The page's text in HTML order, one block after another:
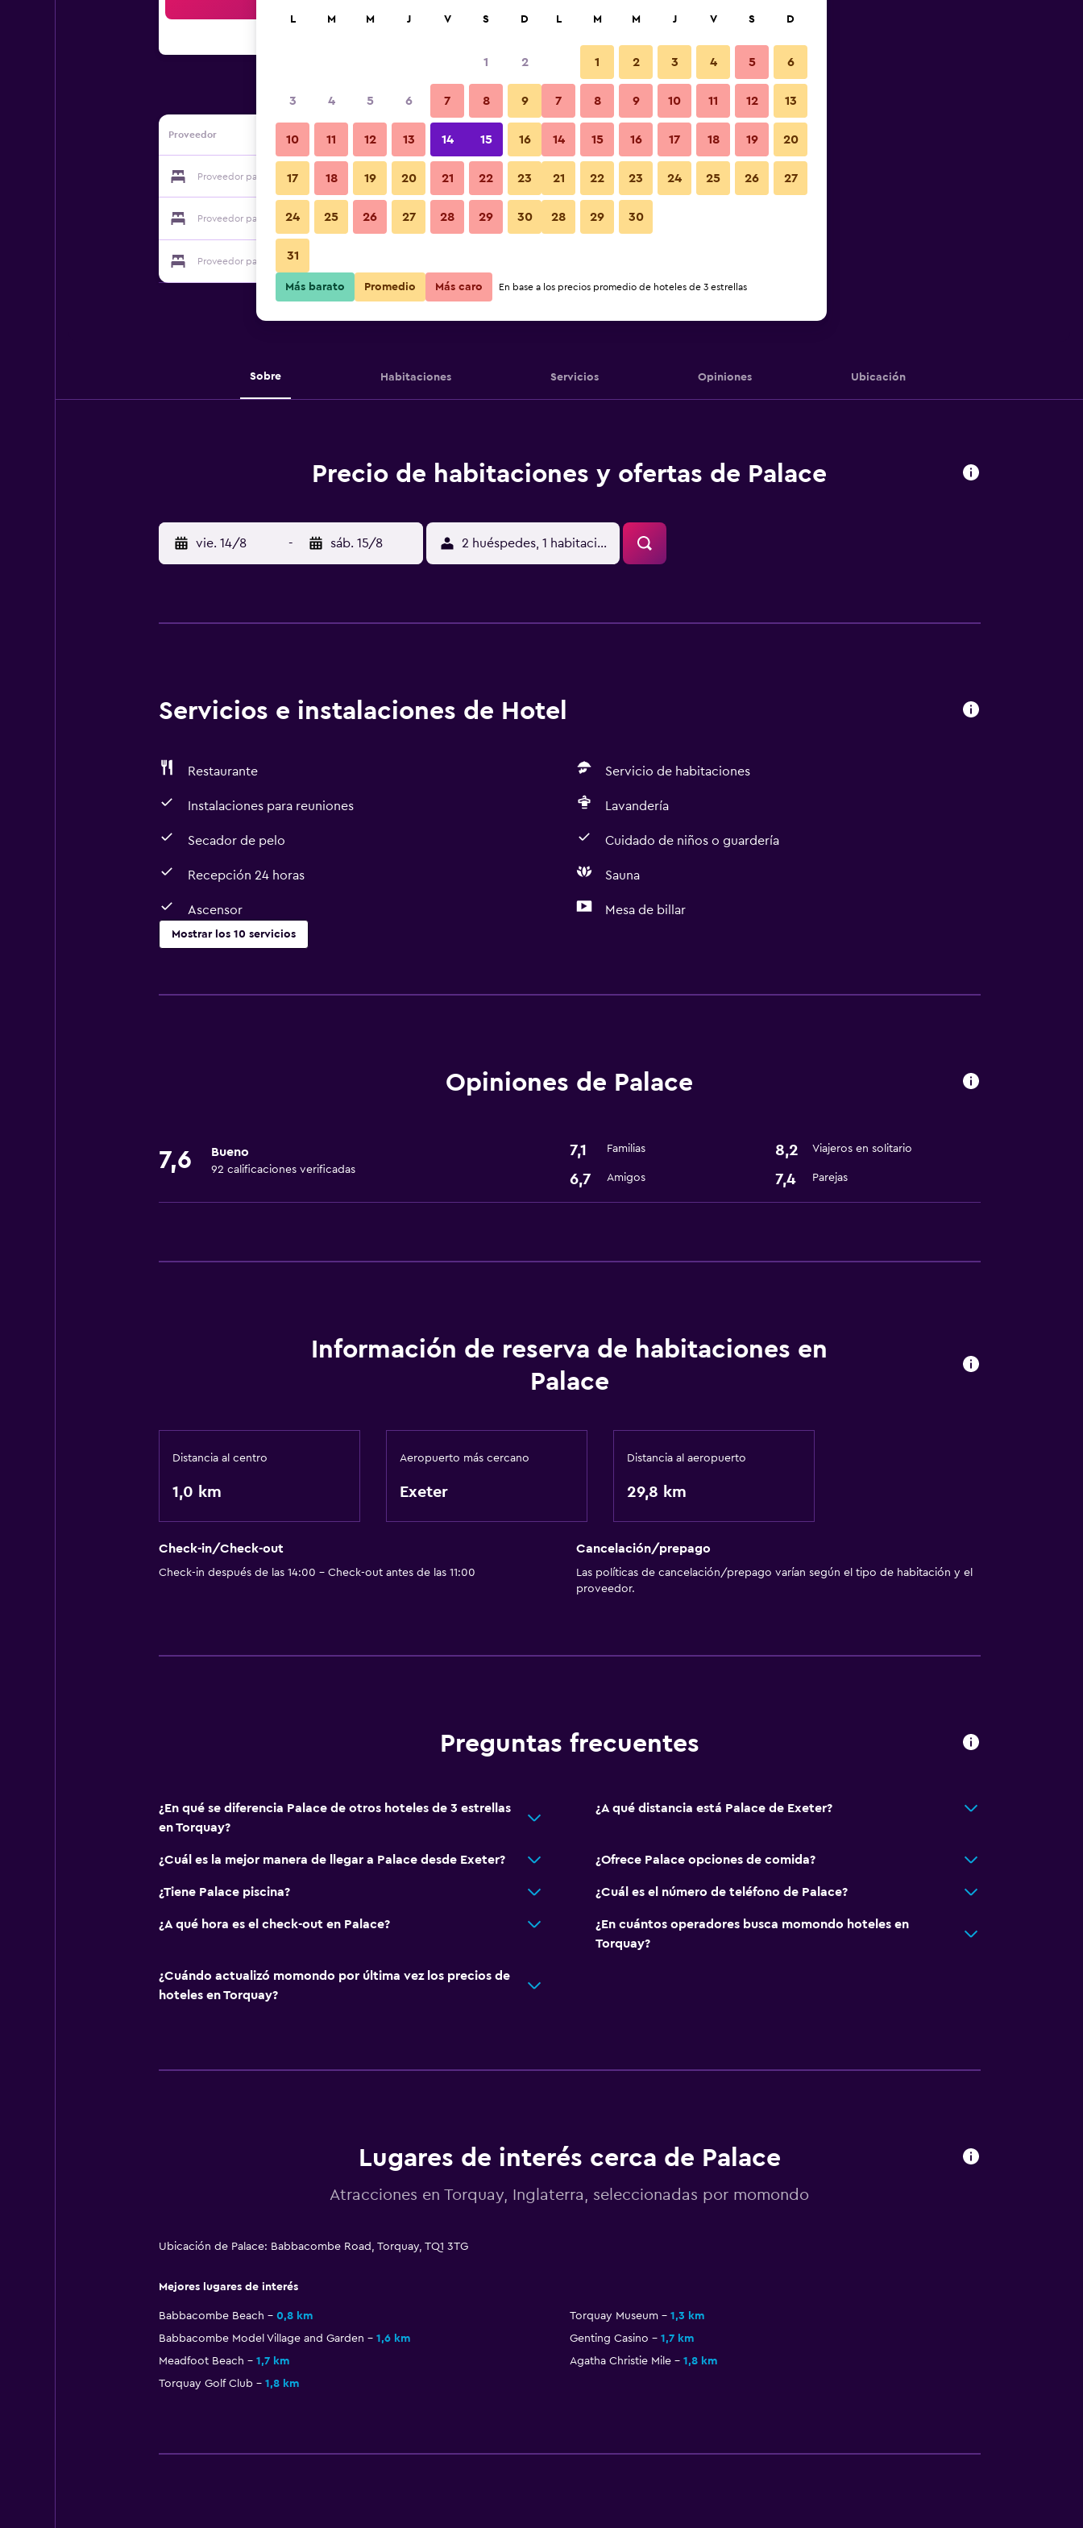
Proveedor
Proveedor para Palace Ver precios
Proveedor para Palace Ver precios
Proveedor para Palace
Sobre Habitaciones Servicios Opiniones Ubicación
Precio de habitaciones y ofertas de Palace
vie. 14/8 - sáb. 15/8 2 huéspedes, 1 habitación
Servicios e instalaciones de Hotel
Restaurante Servicio de habitaciones
Instalaciones para reuniones Lavandería
Secador de pelo Cuidado de niños o guardería
Recepción 24 horas Sauna
Ascensor Mesa de billar
Mostrar los 10 servicios
Servicio de habitaciones
Ascensor
Lavandería
Comedor
Mesa de billar
Cuidado de niños o guardería
Sauna
Opiniones de Palace
7,6 Bueno
92 calificaciones verificadas
7,1 Familias 8,2 Viajeros en solitario
6,7 Amigos 7,4 Parejas
Información de reserva de habitaciones en
Palace
Distancia al centro
1,0 km
Aeropuerto más cercano
Exeter
Distancia al aeropuerto
29,8 km
Check-in/Check-out
Check-in después de las 14:00 - Check-out antes de las 11:00
Cancelación/prepago
Las políticas de cancelación/prepago varían según el tipo de habitación y el
proveedor.
Preguntas frecuentes
¿En qué se diferencia Palace de otros hoteles de 3 estrellas
en Torquay?
¿A qué distancia está Palace de Exeter?
¿Cuál es la mejor manera de llegar a Palace desde Exeter? ¿Ofrece Palace opciones de comida?
¿Tiene Palace piscina? ¿Cuál es el número de teléfono de Palace?
¿A qué hora es el check-out en Palace?
¿En cuántos operadores busca momondo hoteles en
Torquay?
¿Cuándo actualizó momondo por última vez los precios de
hoteles en Torquay?
Lugares de interés cerca de Palace
Atracciones en Torquay, Inglaterra, seleccionadas por momondo
Ubicación de Palace: Babbacombe Road, Torquay, TQ1 3TG
Mejores lugares de interés
Babbacombe Beach 0,8 km Torquay Museum
1,3 km
Babbacombe Model Village and Garden
1,6 km Genting Casino
1,7 km
Meadfoot Beach
1,7 km Agatha Christie Mile
1,8 km
Torquay Golf Club
1,8 km
L M M J V S D
1 2
3 4 5 6 7 8 9
10 11 12 13 14 15 16
17 18 19 20 21 22 23
24 25 26 27 28 29 30
31
L M M J V S D
1 2 3 4 5 6
7 8 9 10 11 12 13
14 15 16 17 18 19 20
21 22 23 24 25 26 27
28 29 30
Más barato Promedio Más caro En base a los precios promedio de hoteles de 3 estrellas